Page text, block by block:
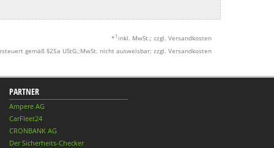
* 1 inkl. MwSt.; zzgl. Versandkosten
gemäß §25a UStG.;MwSt. nicht ausweisbar; zzgl. Versandkosten
PARTNER
Ampere AG
CarFleet24
CRONBANK AG
Der Sicherheits-Checker